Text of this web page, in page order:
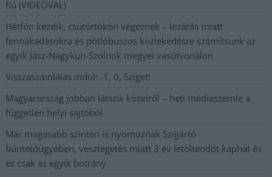
fiú (VIDEÓVAL)
Hétfőn kezdik, csütörtökön végeznek – lezárás miatt
fennakadásokra és pótlóbuszos közlekedésre számítsunk az
egyik Jász-Nagykun-Szolnok megyei vasútvonalon
Visszaszámlálás indul: -1, 0, Sziget!
Magyarország jobban látszik közelről – heti médiaszemle a
független helyi sajtóból
Már magasabb szinten is nyomoznak Szijjártó
büntetőügyében, vesztegetés miatt 3 év letöltendőt kaphat és
ez csak az egyik botrány